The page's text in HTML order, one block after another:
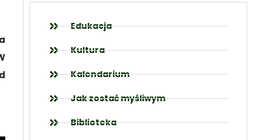
Edukacja
Kultura
Kalendarium
Jak zostać myśliwym
Biblioteka